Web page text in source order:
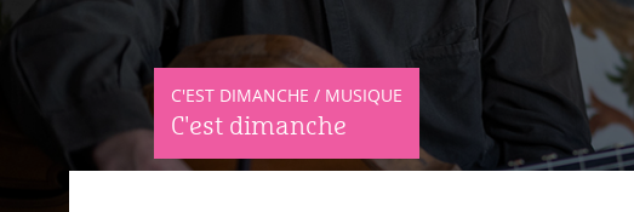
C'EST DIMANCHE / MUSIQUE
C'est dimanche